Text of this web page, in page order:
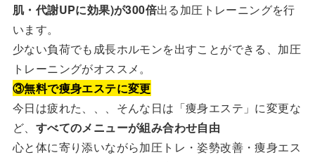
肌・代謝UPに効果)が300倍出る加圧トレーニングを行
います。
少ない負荷でも成長ホルモンを出すことができる、加圧
トレーニングがオススメ。
③無料で痩身エステに変更
今日は疲れた、、、そんな日は「痩身エステ」に変更な
ど、 すべてのメニューが組み合わせ自由
心と体に寄り添いながら加圧トレ・姿勢改善・痩身エス